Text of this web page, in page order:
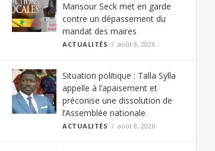
Mansour Seck met en garde
contre un dépassement du
mandat des maires
ACTUALITÉS août 8, 2026
Situation politique : Talla Sylla
appelle à l’apaisement et
préconise une dissolution de
l’Assemblée nationale
ACTUALITÉS août 8, 2026